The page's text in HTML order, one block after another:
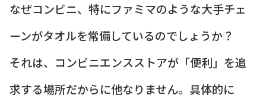
なぜコンビニ、特にファミマのような大手チェ
ーンがタオルを常備しているのでしょうか？
それは、コンビニエンスストアが「便利」を追
求する場所だからに他なりません。具体的に